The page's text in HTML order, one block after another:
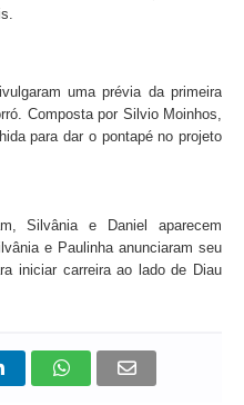
uma prévia da primeira
Composta por Silvio Moinhos,
para dar o pontapé no projeto
Silvânia e Daniel aparecem
e Paulinha anunciaram seu
iniciar carreira ao lado de Diau